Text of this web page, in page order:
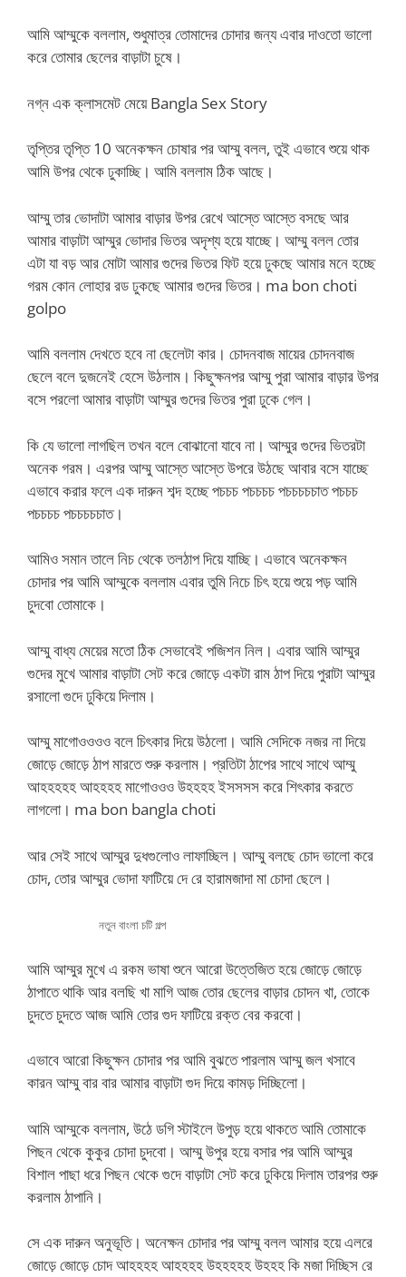
আমি আম্মুকে বললাম, শুধুমাত্র তোমাদের চোদার জন্য এবার দাওতো ভালো
করে তোমার ছেলের বাড়াটা চুষে।
নগ্ন এক ক্লাসমেট মেয়ে Bangla Sex Story
তৃপ্তির তৃপ্তি 10 অনেকক্ষন চোষার পর আম্মু বলল, তুই এভাবে শুয়ে থাক
আমি উপর থেকে ঢুকাচ্ছি। আমি বললাম ঠিক আছে।
আম্মু তার ভোদাটা আমার বাড়ার উপর রেখে আস্তে আস্তে বসছে আর
আমার বাড়াটা আম্মুর ভোদার ভিতর অদৃশ্য হয়ে যাচ্ছে। আম্মু বলল তোর
এটা যা বড় আর মোটা আমার গুদের ভিতর ফিট হয়ে ঢুকছে আমার মনে হচ্ছে
গরম কোন লোহার রড ঢুকছে আমার গুদের ভিতর। ma bon choti
golpo
আমি বললাম দেখতে হবে না ছেলেটা কার। চোদনবাজ মায়ের চোদনবাজ
ছেলে বলে দুজনেই হেসে উঠলাম। কিছুক্ষনপর আম্মু পুরা আমার বাড়ার উপর
বসে পরলো আমার বাড়াটা আম্মুর গুদের ভিতর পুরা ঢুকে গেল।
কি যে ভালো লাগছিল তখন বলে বোঝানো যাবে না। আম্মুর গুদের ভিতরটা
অনেক গরম। এরপর আম্মু আস্তে আস্তে উপরে উঠছে আবার বসে যাচ্ছে
এভাবে করার ফলে এক দারুন শব্দ হচ্ছে পচচচ পচচচচ পচচচচচাত পচচচ
পচচচচ পচচচচচাত।
আমিও সমান তালে নিচ থেকে তলঠাপ দিয়ে যাচ্ছি। এভাবে অনেকক্ষন
চোদার পর আমি আম্মুকে বললাম এবার তুমি নিচে চিৎ হয়ে শুয়ে পড় আমি
চুদবো তোমাকে।
আম্মু বাধ্য মেয়ের মতো ঠিক সেভাবেই পজিশন নিল। এবার আমি আম্মুর
গুদের মুখে আমার বাড়াটা সেট করে জোড়ে একটা রাম ঠাপ দিয়ে পুরাটা আম্মুর
রসালো গুদে ঢুকিয়ে দিলাম।
আম্মু মাগোওওওও বলে চিৎকার দিয়ে উঠলো। আমি সেদিকে নজর না দিয়ে
জোড়ে জোড়ে ঠাপ মারতে শুরু করলাম। প্রতিটা ঠাপের সাথে সাথে আম্মু
আহহহহহ আহহহহ মাগোওওও উহহহহ ইসসসস করে শিৎকার করতে
লাগলো। ma bon bangla choti
আর সেই সাথে আম্মুর দুধগুলোও লাফাচ্ছিল। আম্মু বলছে চোদ ভালো করে
চোদ, তোর আম্মুর ভোদা ফাটিয়ে দে রে হারামজাদা মা চোদা ছেলে।
নতুন বাংলা চটি গল্প
আমি আম্মুর মুখে এ রকম ভাষা শুনে আরো উত্তেজিত হয়ে জোড়ে জোড়ে
ঠাপাতে থাকি আর বলছি খা মাগি আজ তোর ছেলের বাড়ার চোদন খা, তোকে
চুদতে চুদতে আজ আমি তোর গুদ ফাটিয়ে রক্ত বের করবো।
এভাবে আরো কিছুক্ষন চোদার পর আমি বুঝতে পারলাম আম্মু জল খসাবে
কারন আম্মু বার বার আমার বাড়াটা গুদ দিয়ে কামড় দিচ্ছিলো।
আমি আম্মুকে বললাম, উঠে ডগি স্টাইলে উপুড় হয়ে থাকতে আমি তোমাকে
পিছন থেকে কুকুর চোদা চুদবো। আম্মু উপুর হয়ে বসার পর আমি আম্মুর
বিশাল পাছা ধরে পিছন থেকে গুদে বাড়াটা সেট করে ঢুকিয়ে দিলাম তারপর শুরু
করলাম ঠাপানি।
সে এক দারুন অনুভূতি। অনেক্ষন চোদার পর আম্মু বলল আমার হয়ে এলরে
জোড়ে জোড়ে চোদ আহহহহ আহহহহ উহহহহহ উহহহ কি মজা দিচ্ছিস রে